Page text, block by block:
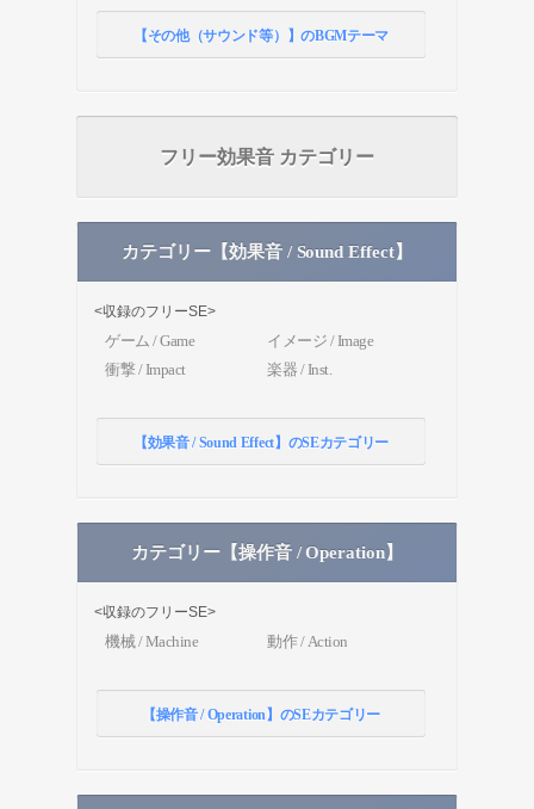
【その他（サウンド等）】のBGMテーマ
フリー効果音 カテゴリー
カテゴリー【効果音 / Sound Effect】
<収録のフリーSE>
ゲーム / Game
イメージ / Image
衝撃 / Impact
楽器 / Inst.
【効果音 / Sound Effect】のSEカテゴリー
カテゴリー【操作音 / Operation】
<収録のフリーSE>
機械 / Machine 動作 / Action
【操作音 / Operation】のSEカテゴリー